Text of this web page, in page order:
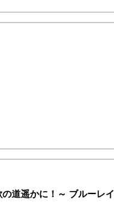
道遥かに！～ ブルーレイ